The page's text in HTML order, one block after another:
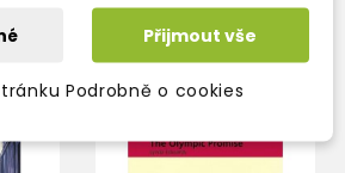
261 Kč -15% 222 Kč
Přijmout vše
Podrobně o cookies